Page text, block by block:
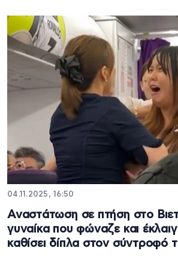
04.11.2025, 16:50
Αναστάτωση σε πτήση στο
γυναίκα που φώναζε και
καθίσει δίπλα στον σύντροφό